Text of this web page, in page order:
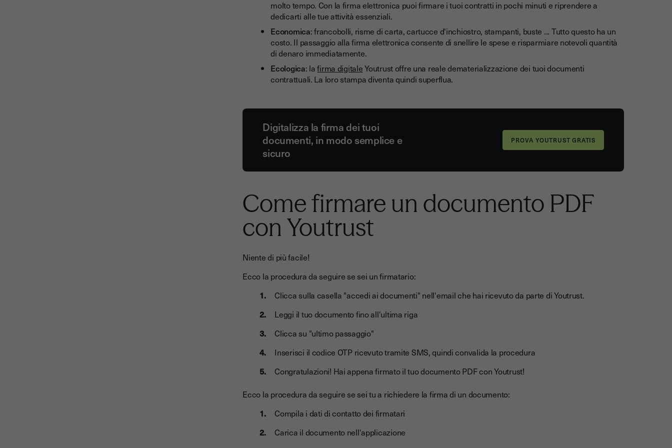
molto tempo. Con la firma elettronica puoi firmare i tuoi contratti in pochi minuti e riprendere a
dedicarti alle tue attività essenziali.
Economica: francobolli, risme di carta, cartucce d'inchiostro, stampanti, buste ... Tutto questo ha un
costo. Il passaggio alla firma elettronica consente di snellire le spese e risparmiare notevoli quantità
di denaro immediatamente.
Ecologica: lafirma digitaleYoutrust offre una reale dematerializzazione dei tuoi documenti
contrattuali. La loro stampa diventa quindi superflua.
Digitalizza la firma dei tuoi
documenti, in modo semplice e
sicuro
Come firmare un documento PDF
con Youtrust
Niente di più facile!
Ecco la procedura da seguire se sei un firmatario:
Clicca sulla casella "accedi ai documenti" nell'email che hai ricevuto da parte di Youtrust.
Leggi il tuo documento fino all'ultima riga
Clicca su "ultimo passaggio"
Inserisci il codice OTP ricevuto tramite SMS, quindi convalida la procedura
Congratulazioni! Hai appena firmato il tuo documento PDF con Youtrust!
Ecco la procedura da seguire se sei tu a richiedere la firma di un documento:
Compila i dati di contatto dei firmatari
Carica il documento nell'applicazione